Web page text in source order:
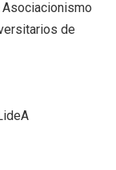
Asociacionismo
de